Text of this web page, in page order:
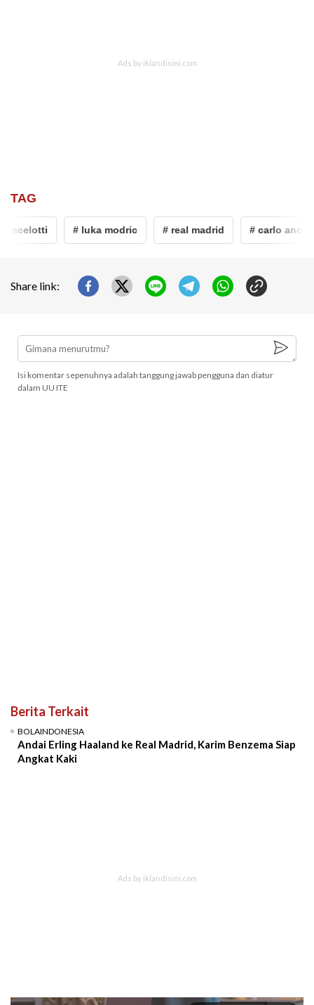
TAG
# luka modric # real madrid # carlo
Share link:
Isi komentar sepenuhnya adalah tanggung jawab pengguna dan diatur
dalam UU ITE
Berita Terkait
BOLAINDONESIA
Andai Erling Haaland ke Real Madrid, Karim Benzema Siap
Angkat Kaki